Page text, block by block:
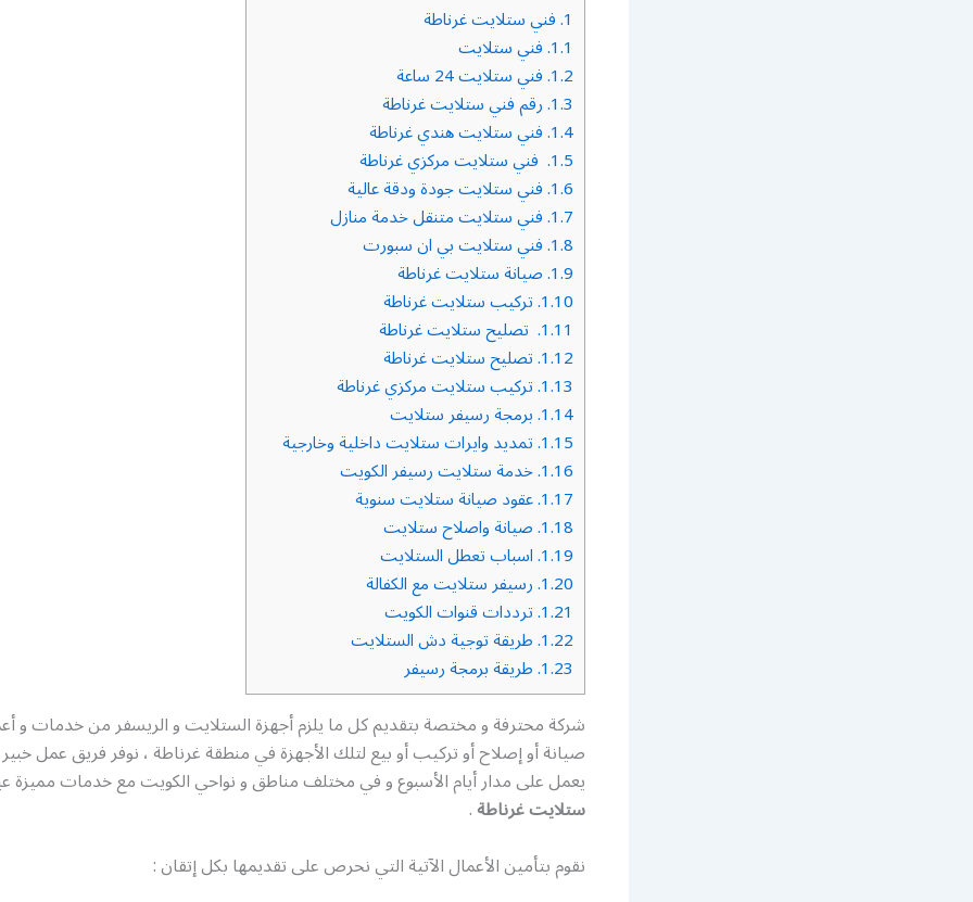
1. فني ستلايت غرناطة
1.1. فني ستلايت
1.2. فني ستلايت 24 ساعة
1.3. رقم فني ستلايت غرناطة
1.4. فني ستلايت هندي غرناطة
1.5. فني ستلايت مركزي غرناطة
1.6. فني ستلايت جودة ودقة عالية
1.7. فني ستلايت متنقل خدمة منازل
1.8. فني ستلايت بي ان سبورت
1.9. صيانة ستلايت غرناطة
1.10. تركيب ستلايت غرناطة
1.11. تصليح ستلايت غرناطة
1.12. تصليح ستلايت غرناطة
1.13. تركيب ستلايت مركزي غرناطة
1.14. برمجة رسيفر ستلايت
1.15. تمديد وايرات ستلايت داخلية وخارجية
1.16. خدمة ستلايت رسيفر الكويت
1.17. عقود صيانة ستلايت سنوية
1.18. صيانة واصلاح ستلايت
1.19. اسباب تعطل الستلايت
1.20. رسيفر ستلايت مع الكفالة
1.21. ترددات قنوات الكويت
1.22. طريقة توجية دش الستلايت
1.23. طريقة برمجة رسيفر
شركة محترفة و مختصة بتقديم كل ما يلزم أجهزة الستلايت و الريسفر من خدمات و
صيانة أو إصلاح أو تركيب أو بيع لتلك الأجهزة في منطقة غرناطة ، نوفر فريق عمل
يعمل على مدار أيام الأسبوع و في مختلف مناطق و نواحي الكويت مع خدمات مميزة
ستلايت غرناطة.
نقوم بتأمين الأعمال الآتية التي نحرص على تقديمها بكل إتقان :